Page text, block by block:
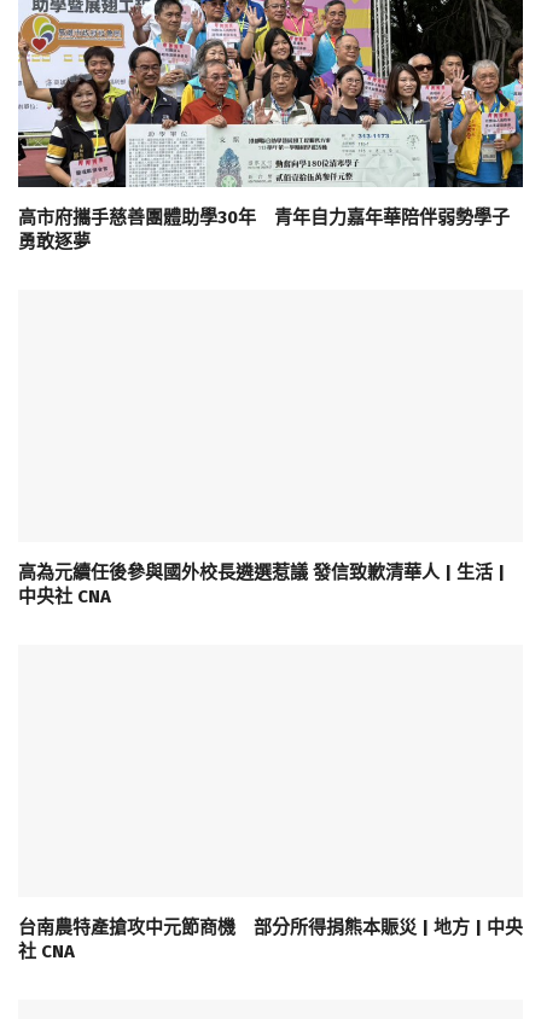
高市府攜手慈善團體助學30年 青年自力嘉年華陪伴弱勢學子
勇敢逐夢
高為元續任後參與國外校長遴選惹議 發信致歉清華人 | 生活 |
中央社 CNA
台南農特產搶攻中元節商機 部分所得捐熊本賑災 | 地方 | 中央
社 CNA